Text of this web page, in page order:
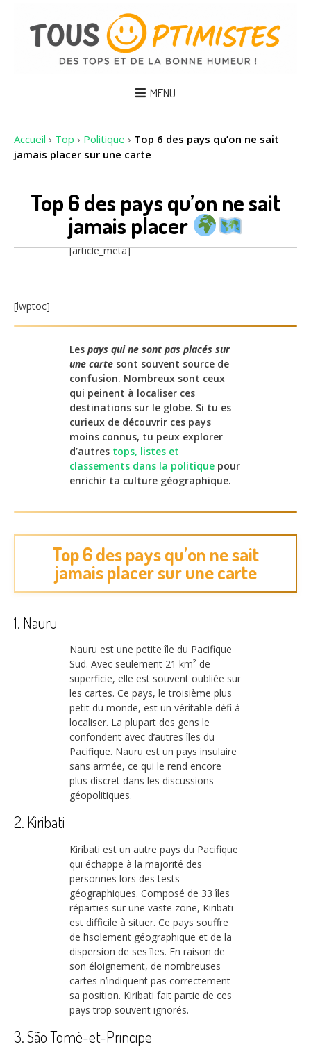
MENU
Accueil › Top › Politique › Top 6 des pays qu’on ne sait
jamais placer sur une carte
Top 6 des pays qu’on ne sait
jamais placer
[article_meta]
[lwptoc]
Les pays qui ne sont pas placés sur
une carte sont souvent source de
confusion. Nombreux sont ceux
qui peinent à localiser ces
destinations sur le globe. Si tu es
curieux de découvrir ces pays
moins connus, tu peux explorer
d’autres tops, listes et
classements dans la politique pour
enrichir ta culture géographique.
Top 6 des pays qu’on ne sait
jamais placer sur une carte
1. Nauru
Nauru est une petite île du Pacifique
Sud. Avec seulement 21 km² de
superficie, elle est souvent oubliée sur
les cartes. Ce pays, le troisième plus
petit du monde, est un véritable défi à
localiser. La plupart des gens le
confondent avec d’autres îles du
Pacifique. Nauru est un pays insulaire
sans armée, ce qui le rend encore
plus discret dans les discussions
géopolitiques.
2. Kiribati
Kiribati est un autre pays du Pacifique
qui échappe à la majorité des
personnes lors des tests
géographiques. Composé de 33 îles
réparties sur une vaste zone, Kiribati
est difficile à situer. Ce pays souffre
de l’isolement géographique et de la
dispersion de ses îles. En raison de
son éloignement, de nombreuses
cartes n’indiquent pas correctement
sa position. Kiribati fait partie de ces
pays trop souvent ignorés.
3. São Tomé-et-Principe